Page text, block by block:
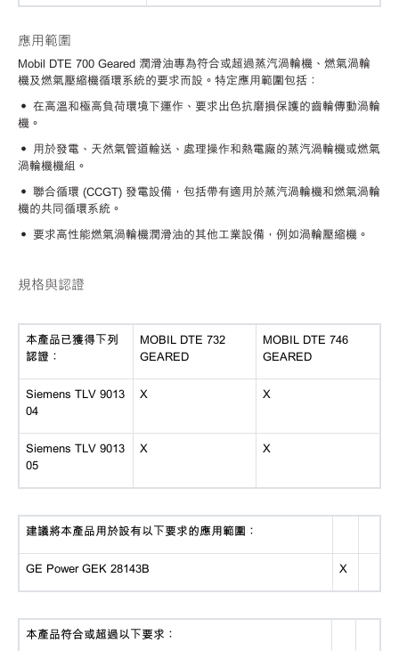
應用範圍
Mobil DTE 700 Geared 潤滑油專為符合或超過蒸汽渦輪機、燃氣渦輪
機及燃氣壓縮機循環系統的要求而設。特定應用範圍包括：
• 在高溫和極高負荷環境下運作、要求出色抗磨損保護的齒輪傳動渦輪
機。
• 用於發電、天然氣管道輸送、處理操作和熱電廠的蒸汽渦輪機或燃氣
渦輪機機組。
• 聯合循環 (CCGT) 發電設備，包括帶有適用於蒸汽渦輪機和燃氣渦輪
機的共同循環系統。
• 要求高性能燃氣渦輪機潤滑油的其他工業設備，例如渦輪壓縮機。
規格與認證
本產品已獲得下列
認證：
MOBIL DTE 732
GEARED
MOBIL DTE 746
GEARED
Siemens TLV 9013
04
X X
Siemens TLV 9013
05
X X
建議將本產品用於設有以下要求的應用範圍：
GE Power GEK 28143B X
本產品符合或超過以下要求：